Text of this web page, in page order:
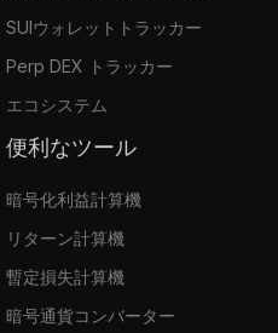
SUIウォレットトラッカー
Perp DEX トラッカー
エコシステム
便利なツール
暗号化利益計算機
リターン計算機
暫定損失計算機
暗号通貨コンバーター